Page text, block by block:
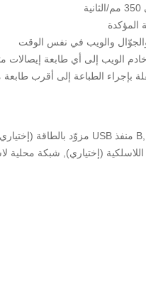
المؤكدة
والجوّال والويب في نفس الوقت
الويب إلى أي طابعة إيصالات
بإجراء الطباعة إلى أقرب طابعة
B, منفذ USB مزوّد بالطاقة‬
اللاسلكية (إختياري), شبكة محلية